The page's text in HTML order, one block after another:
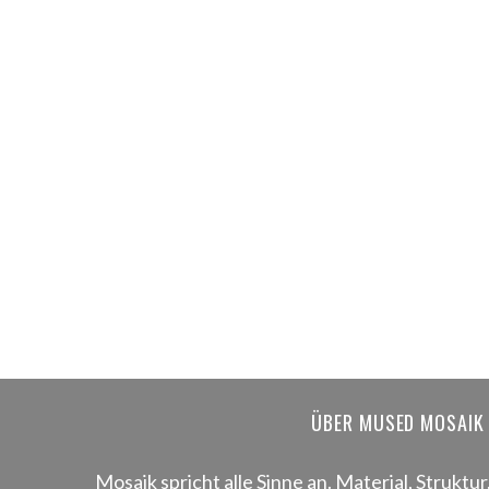
ÜBER MUSED MOSAIK
Mosaik spricht alle Sinne an. Material,